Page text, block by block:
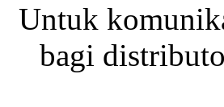
Untuk
bagi